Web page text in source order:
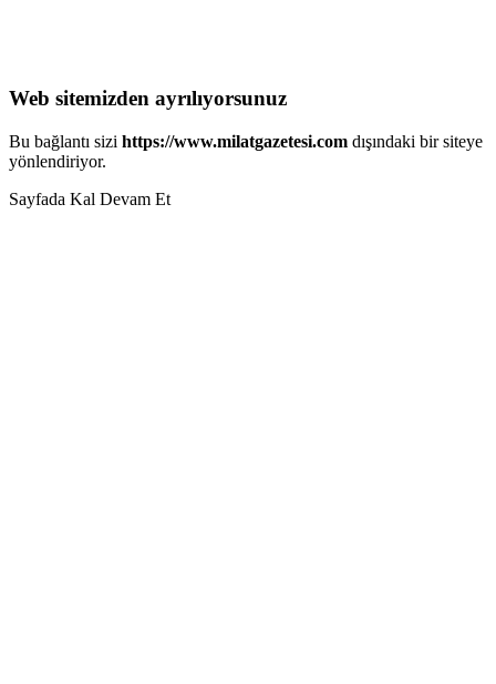
Web sitemizden ayrılıyorsunuz
Bu bağlantı sizi https://www.milatgazetesi.com dışındaki bir siteye
yönlendiriyor.
Sayfada Kal Devam Et